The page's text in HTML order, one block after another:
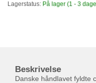
Lagerstatus: På lager (1 - 3
Beskrivelse
Danske håndlavet fyldte